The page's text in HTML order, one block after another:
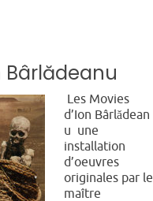
Bârlădeanu
Les Movies
d’Ion Bârlădean
u une
installation
d’oeuvres
originales par le
maître